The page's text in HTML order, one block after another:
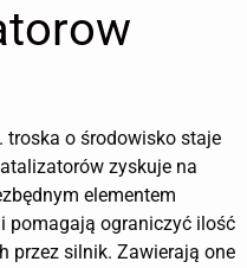
. troska o środowisko staje
zyskuje na
elementem
pomagają ograniczyć ilość
przez silnik. Zawierają one